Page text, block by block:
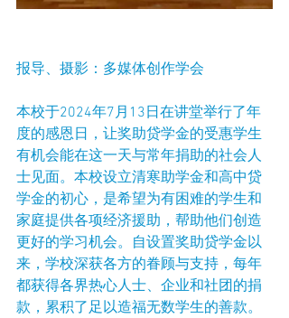
报导、摄影：多媒体创作学会
本校于2024年7月13日在讲堂举行了年
度的感恩日，让奖助贷学金的受惠学生
有机会能在这一天与常年捐助的社会人
士见面。本校设立清寒助学金和高中贷
学金的初心，是希望为有困难的学生和
家庭提供各项经济援助，帮助他们创造
更好的学习机会。自设置奖助贷学金以
来，学校深获各方的眷顾与支持，每年
都获得各界热心人士、企业和社团的捐
款，累积了足以造福无数学生的善款。